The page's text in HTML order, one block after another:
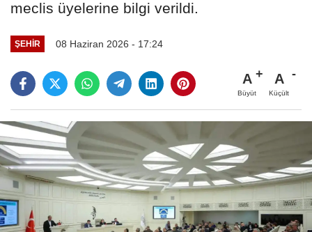
meclis üyelerine bilgi verildi.
ŞEHIR 08 Haziran 2026 - 17:24
A
Büyüt
A
Küçült